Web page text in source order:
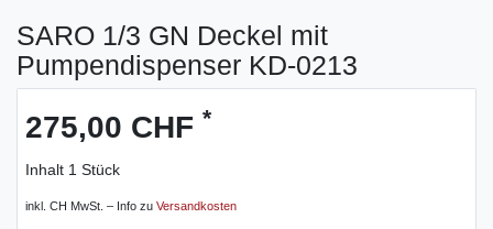
SARO 1/3 GN Deckel mit
Pumpendispenser KD-0213
275,00 CHF *
Inhalt 1 Stück
inkl. CH MwSt. – Info zu Versandkosten